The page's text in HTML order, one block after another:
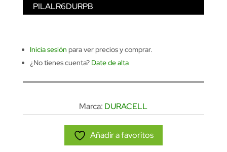
PILALR6DURPB
Inicia sesión para ver precios y comprar.
¿No tienes cuenta? Date de alta
Marca: DURACELL
Añadir a favoritos